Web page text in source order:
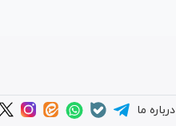
درباره ما